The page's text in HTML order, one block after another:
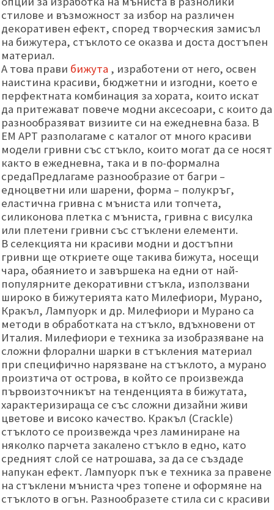
стилове и възможност за избор на различен
декоративен ефект, според творческия замисъл
на бижутера, стъклото се оказва и доста достъпен
материал.
А това прави бижута , изработени от него, освен
наистина красиви, бюджетни и изгодни, което е
перфектната комбинация за хората, които искат
да притежават повече модни аксесоари, с които да
разнообразяват визиите си на ежедневна база. В
ЕМ АРТ разполагаме с каталог от много красиви
модели гривни със стъкло, които могат да се носят
както в ежедневна, така и в по-формална
средаПредлагаме разнообразие от багри –
едноцветни или шарени, форма – полукръг,
еластична гривна с мъниста или топчета,
силиконова плетка с мъниста, гривна с висулка
или плетени гривни със стъклени елементи.
В селекцията ни красиви модни и достъпни
гривни ще откриете още такива бижута, носещи
чара, обаянието и завършека на едни от най-
популярните декоративни стъкла, използвани
широко в бижутерията като Милефиори, Мурано,
Кракъл, Лампуорк и др. Милефиори и Мурано са
методи в обработката на стъкло, вдъхновени от
Италия. Милефиори е техника за изобразяване на
сложни флорални шарки в стъкления материал
при специфично нарязване на стъклото, а мурано
произтича от острова, в който се произвежда
първоизточникът на тенденцията в бижутата,
характеризираща се със сложни дизайни живи
цветове и високо качество. Кракъл (Crackle)
стъклото се произвежда чрез ламиниране на
няколко парчета закалено стъкло в едно, като
средният слой се натрошава, за да се създаде
напукан ефект. Лампуорк пък е техника за правене
на стъклени мъниста чрез топене и оформяне на
стъклото в огън. Разнообразете стила си с красиви